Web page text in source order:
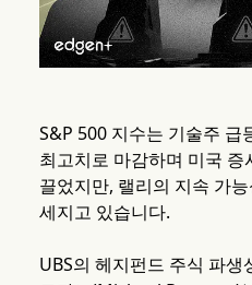
S&P 500 지수는 기술주 급
최고치로 마감하며 미국
끌었지만, 랠리의 지속 가
세지고 있습니다.
UBS의 헤지펀드 주식 파